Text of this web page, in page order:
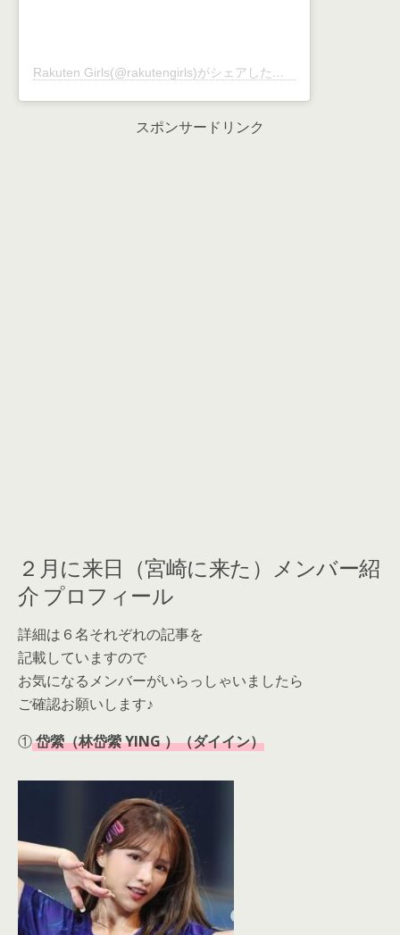
Rakuten Girls(@rakutengirls)がシェアした投稿
スポンサードリンク
２月に来日（宮崎に来た）メンバー紹
介 プロフィール
詳細は６名それぞれの記事を
記載していますので
お気になるメンバーがいらっしゃいましたら
ご確認お願いします♪
①岱縈（林岱縈 YING ）（ダイイン）